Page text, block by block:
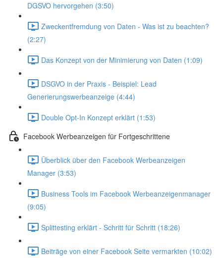
DGSVO hervorgehen (3:50)
Zweckentfremdung von Daten - Was ist zu beachten?
(2:27)
Das Konzept von der Minimierung von Daten (1:09)
DSGVO in der Praxis - Beispiel: Lead
Generierungswerbeanzeige (4:44)
Double Opt-In Konzept erklärt (1:53)
Facebook Werbeanzeigen für Fortgeschrittene
Überblick über den Facebook Werbeanzeigen
Manager (3:53)
Business Tools im Facebook Werbeanzeigenmanager
(9:05)
Splittesting erklärt - Schritt für Schritt (18:26)
Beiträge von einer Facebook Seite vermarkten (10:02)